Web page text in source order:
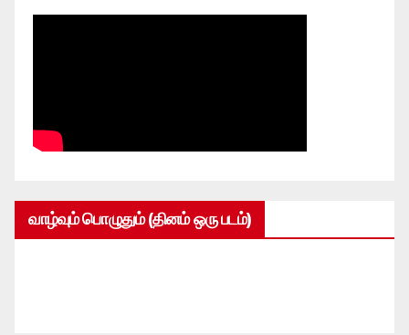
வாழ்வும் பொழுதும் (தினம் ஒரு படம்)